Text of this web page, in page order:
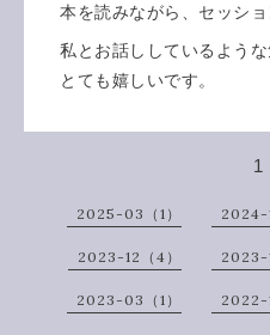
本を読みながら、セッショ
私とお話ししているよう
とても嬉しいです。
1
2025-03（1） 2024-
2023-12（4） 2023-
2023-03（1） 2022-